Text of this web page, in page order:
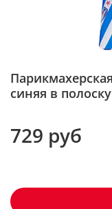
синяя в
729 руб